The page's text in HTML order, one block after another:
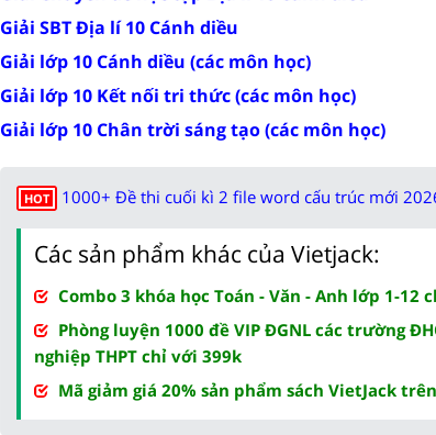
Giải SBT Địa lí 10 Cánh diều
Giải lớp 10 Cánh diều (các môn học)
Giải lớp 10 Kết nối tri thức (các môn học)
Giải lớp 10 Chân trời sáng tạo (các môn học)
HOT 1000+ Đề thi cuối kì 2 file word cấu trúc mới
Các sản phẩm khác của Vietjack:
Combo 3 khóa học Toán - Văn - Anh lớp 1-12
Phòng luyện 1000 đề VIP ĐGNL các trường
nghiệp THPT chỉ với 399k
Mã giảm giá 20% sản phẩm sách VietJack